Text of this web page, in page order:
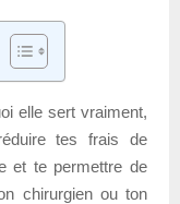
elle sert vraiment,
tes frais de
et te permettre de
chirurgien ou ton